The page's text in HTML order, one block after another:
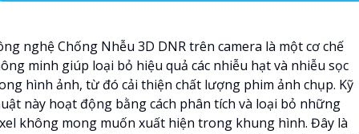
nghệ Chống Nhễu 3D DNR trên camera là một cơ chế
minh giúp loại bỏ hiệu quả các nhiễu hạt và nhiễu sọc
hình ảnh, từ đó cải thiện chất lượng phim ảnh chụp. Kỹ
này hoạt động bằng cách phân tích và loại bỏ những
không mong muốn xuất hiện trong khung hình. Đây là